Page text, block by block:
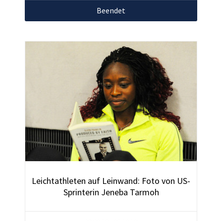
Beendet
Leichtathleten auf Leinwand: Foto von US-
Sprinterin Jeneba Tarmoh